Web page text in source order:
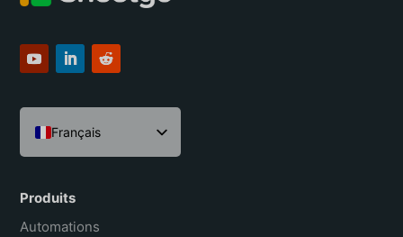
Français
English
Español
Português do Brasil
Produits
Automations